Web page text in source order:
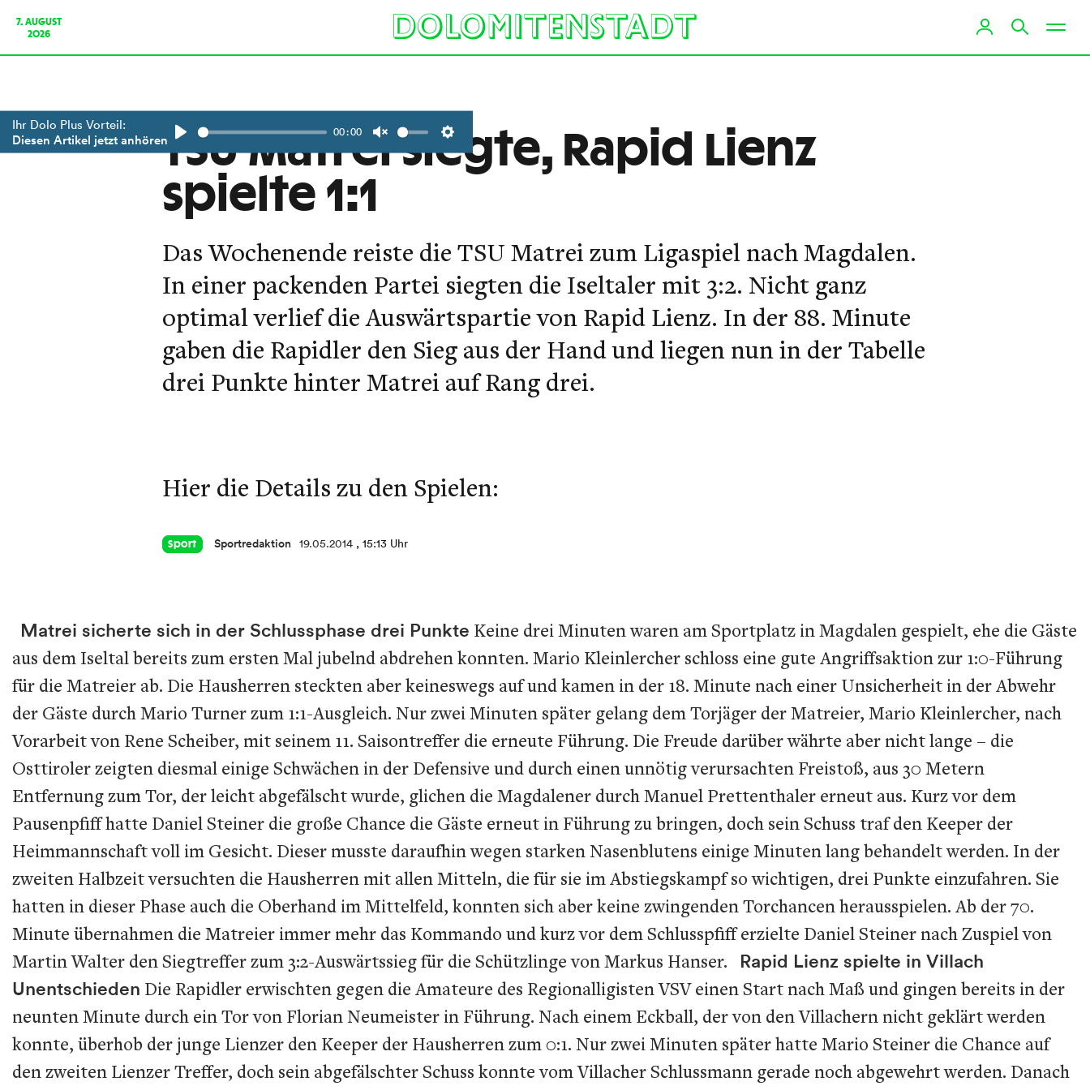
7. AUGUST
2026
Ihr Dolo Plus Vorteil:
Diesen Artikel jetzt anhören
Play
00:00
Unmute Settings
TSU Matrei siegte, Rapid Lienz
spielte 1:1
Das Wochenende reiste die TSU Matrei zum Ligaspiel nach Magdalen.
In einer packenden Partei siegten die Iseltaler mit 3:2. Nicht ganz
optimal verlief die Auswärtspartie von Rapid Lienz. In der 88. Minute
gaben die Rapidler den Sieg aus der Hand und liegen nun in der Tabelle
drei Punkte hinter Matrei auf Rang drei.
Hier die Details zu den Spielen:
Sport Sportredaktion 19.05.2014 , 15:13 Uhr
Matrei sicherte sich in der Schlussphase drei Punkte Keine drei Minuten waren am Sportplatz in Magdalen gespielt, ehe die Gäste
aus dem Iseltal bereits zum ersten Mal jubelnd abdrehen konnten. Mario Kleinlercher schloss eine gute Angriffsaktion zur 1:0-Führung
für die Matreier ab. Die Hausherren steckten aber keineswegs auf und kamen in der 18. Minute nach einer Unsicherheit in der Abwehr
der Gäste durch Mario Turner zum 1:1-Ausgleich. Nur zwei Minuten später gelang dem Torjäger der Matreier, Mario Kleinlercher, nach
Vorarbeit von Rene Scheiber, mit seinem 11. Saisontreffer die erneute Führung. Die Freude darüber währte aber nicht lange – die
Osttiroler zeigten diesmal einige Schwächen in der Defensive und durch einen unnötig verursachten Freistoß, aus 30 Metern
Entfernung zum Tor, der leicht abgefälscht wurde, glichen die Magdalener durch Manuel Prettenthaler erneut aus. Kurz vor dem
Pausenpfiff hatte Daniel Steiner die große Chance die Gäste erneut in Führung zu bringen, doch sein Schuss traf den Keeper der
Heimmannschaft voll im Gesicht. Dieser musste daraufhin wegen starken Nasenblutens einige Minuten lang behandelt werden. In der
zweiten Halbzeit versuchten die Hausherren mit allen Mitteln, die für sie im Abstiegskampf so wichtigen, drei Punkte einzufahren. Sie
hatten in dieser Phase auch die Oberhand im Mittelfeld, konnten sich aber keine zwingenden Torchancen herausspielen. Ab der 70.
Minute übernahmen die Matreier immer mehr das Kommando und kurz vor dem Schlusspfiff erzielte Daniel Steiner nach Zuspiel von
Martin Walter den Siegtreffer zum 3:2-Auswärtssieg für die Schützlinge von Markus Hanser. Rapid Lienz spielte in Villach
Unentschieden Die Rapidler erwischten gegen die Amateure des Regionalligisten VSV einen Start nach Maß und gingen bereits in der
neunten Minute durch ein Tor von Florian Neumeister in Führung. Nach einem Eckball, der von den Villachern nicht geklärt werden
konnte, überhob der junge Lienzer den Keeper der Hausherren zum 0:1. Nur zwei Minuten später hatte Mario Steiner die Chance auf
den zweiten Lienzer Treffer, doch sein abgefälschter Schuss konnte vom Villacher Schlussmann gerade noch abgewehrt werden. Danach